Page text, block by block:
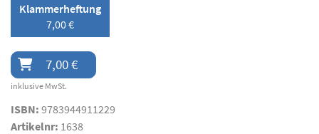
Klammerheftung
7,00 €
7,00 €
inklusive MwSt.
ISBN: 9783944911229
Artikelnr: 1638